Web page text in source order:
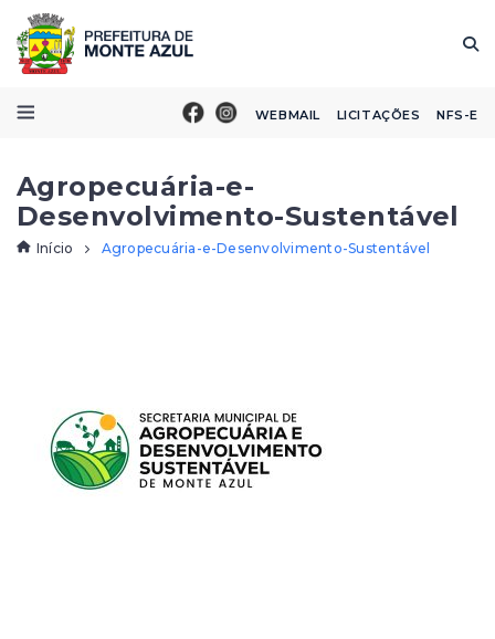
WEBMAIL LICITAÇÕES NFS-E
Agropecuária-e-
Desenvolvimento-Sustentável
Início Agropecuária-e-Desenvolvimento-Sustentável